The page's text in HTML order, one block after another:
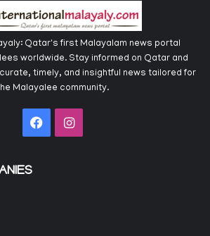
Qatar's first Malayalam news portal
worldwide. Stay informed on Qatar and
timely, and insightful news tailored for
Malayalee community.
FacebookInstagram